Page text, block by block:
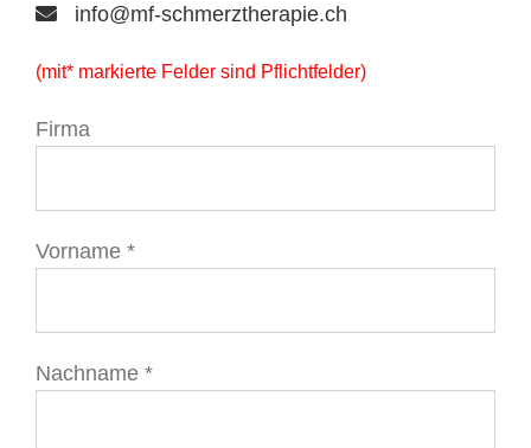
info@mf-schmerztherapie.ch
(mit* markierte Felder sind Pflichtfelder)
Firma
Vorname *
Nachname *